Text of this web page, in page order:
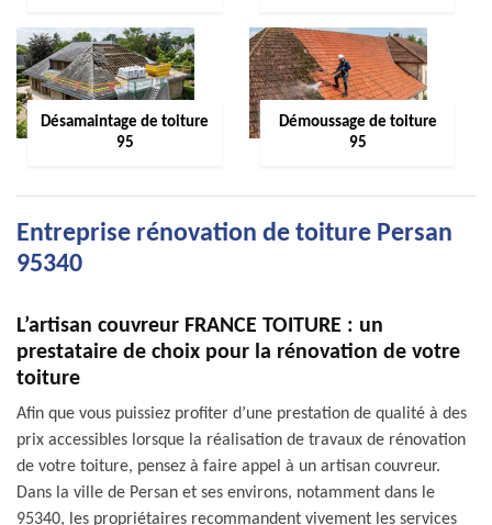
Désamaintage de toiture
95
Démoussage de toiture
95
Entreprise rénovation de toiture Persan
95340
L’artisan couvreur FRANCE TOITURE : un
prestataire de choix pour la rénovation de votre
toiture
Afin que vous puissiez profiter d’une prestation de qualité à des
prix accessibles lorsque la réalisation de travaux de rénovation
de votre toiture, pensez à faire appel à un artisan couvreur.
Dans la ville de Persan et ses environs, notamment dans le
95340, les propriétaires recommandent vivement les services